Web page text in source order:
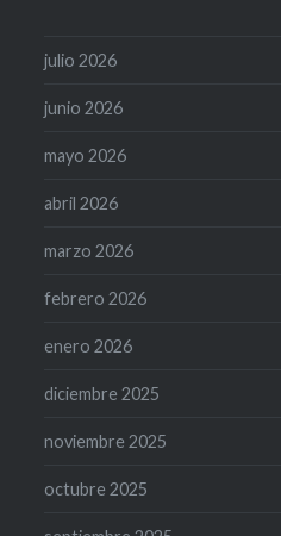
julio 2026
junio 2026
mayo 2026
abril 2026
marzo 2026
febrero 2026
enero 2026
diciembre 2025
noviembre 2025
octubre 2025